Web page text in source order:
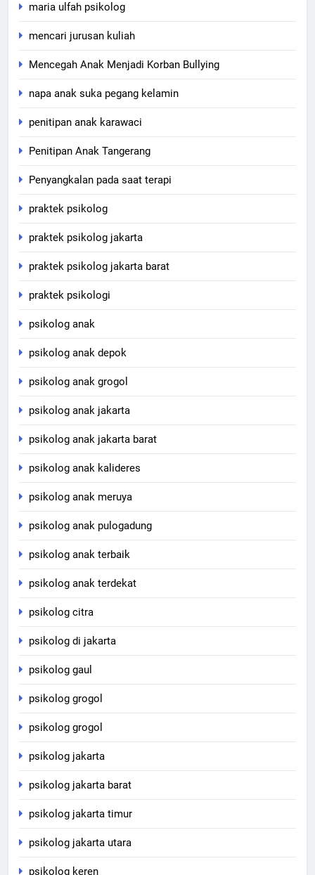
maria ulfah psikolog
mencari jurusan kuliah
Mencegah Anak Menjadi Korban Bullying
napa anak suka pegang kelamin
penitipan anak karawaci
Penitipan Anak Tangerang
Penyangkalan pada saat terapi
praktek psikolog
praktek psikolog jakarta
praktek psikolog jakarta barat
praktek psikologi
psikolog anak
psikolog anak depok
psikolog anak grogol
psikolog anak jakarta
psikolog anak jakarta barat
psikolog anak kalideres
psikolog anak meruya
psikolog anak pulogadung
psikolog anak terbaik
psikolog anak terdekat
psikolog citra
psikolog di jakarta
psikolog gaul
psikolog grogol
psikolog grogol
psikolog jakarta
psikolog jakarta barat
psikolog jakarta timur
psikolog jakarta utara
psikolog keren